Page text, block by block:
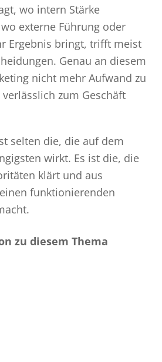
wo intern Stärke
externe Führung oder
Ergebnis bringt, trifft meist
Genau an diesem
nicht mehr Aufwand zu
zum Geschäft
selten die, die auf dem
wirkt. Es ist die, die
klärt und aus
funktionierenden
zu diesem Thema